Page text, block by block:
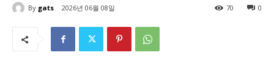
By gats 2026년 06월 08일 0
70